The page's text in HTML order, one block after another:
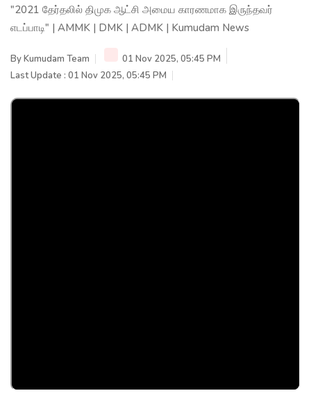
"2021 தேர்தலில் திமுக ஆட்சி அமைய காரணமாக இருந்தவர்
எடப்பாடி" | AMMK | DMK | ADMK | Kumudam News
ByKumudam Team
01 Nov 2025, 05:45 PM
Last Update : 01 Nov 2025, 05:45 PM